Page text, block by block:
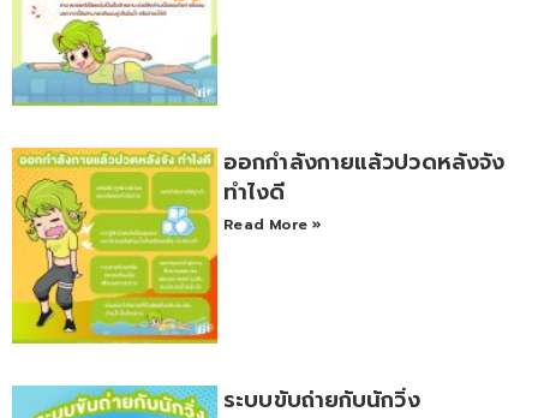
ออกกำลังกายแล้วปวดหลังจัง
ทำไงดี
Read More »
ระบบขับถ่ายกับนักวิ่ง